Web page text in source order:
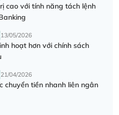
cao với tính năng tách lệnh
13/05/2026
hoạt hơn với chính sách
21/04/2026
chuyển tiền nhanh liên ngân